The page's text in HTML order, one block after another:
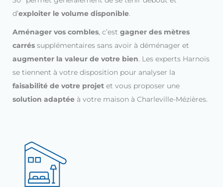
d’exploiter le volume disponible.
Aménager vos combles, c’est gagner des mètres
carrés supplémentaires sans avoir à déménager et
augmenter la valeur de votre bien. Les experts Harnois
se tiennent à votre disposition pour analyser la
faisabilité de votre projet et vous proposer une
solution adaptée à votre maison à Charleville-Mézières.